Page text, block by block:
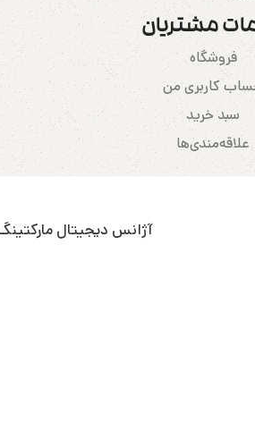
مشتریان
فروشگاه
کاربری من
سبد خرید
علاقه‌مندی‌ها
آژانس دیجیتال